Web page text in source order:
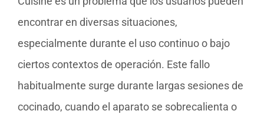
encontrar en diversas situaciones,
especialmente durante el uso continuo o bajo
ciertos contextos de operación. Este fallo
habitualmente surge durante largas sesiones de
cocinado, cuando el aparato se sobrecalienta o